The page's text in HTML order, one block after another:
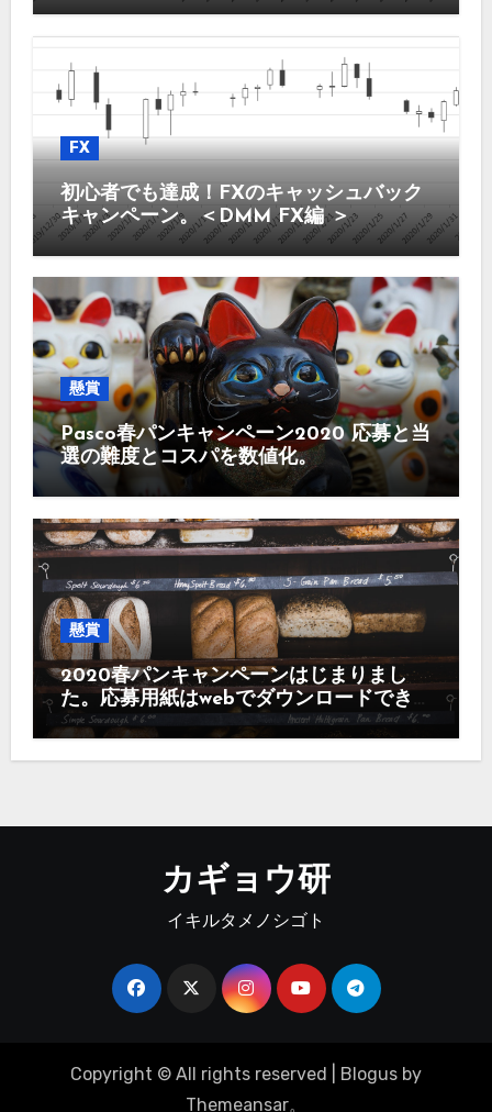
FX
初心者でも達成！FXのキャッシュバック
キャンペーン。＜DMM FX編 ＞
懸賞
Pasco春パンキャンペーン2020 応募と当
選の難度とコスパを数値化。
懸賞
2020春パンキャンペーンはじまりまし
た。応募用紙はwebでダウンロードでき
ます。
カギョウ研
イキルタメノシゴト
Copyright © All rights reserved Blogus by
Themeansar。